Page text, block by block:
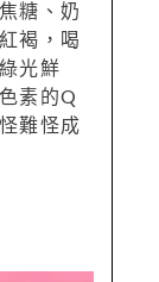
糖、奶
褐，喝
光鮮
素的Q
難怪成